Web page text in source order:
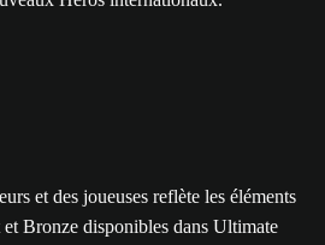
et des joueuses reflète les éléments
Bronze disponibles dans Ultimate